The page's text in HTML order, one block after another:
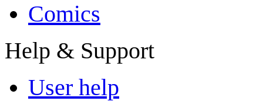
Comics
Help & Support
User help